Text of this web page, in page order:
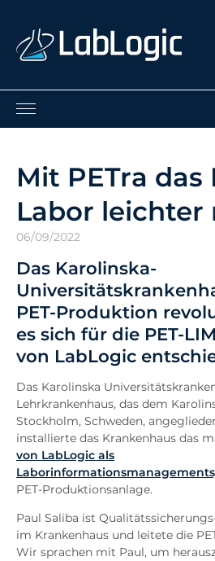
Strahlenschutz
Dienstleistungen
Über uns
Händler
Mit PETra das
Labor leichter
06/09/2022
Das Karolinska-
PET-Produktion
es sich für die PET-
von LabLogic
Das Karolinska
Lehrkrankenhaus, das dem
Stockholm, Schweden,
installierte das Krankenhaus das
von LabLogic als
PET-Produktionsanlage.
Paul Saliba ist
im Krankenhaus und leitete die
Wir sprachen mit Paul, um